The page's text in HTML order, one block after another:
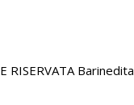
RISERVATA Barinedita